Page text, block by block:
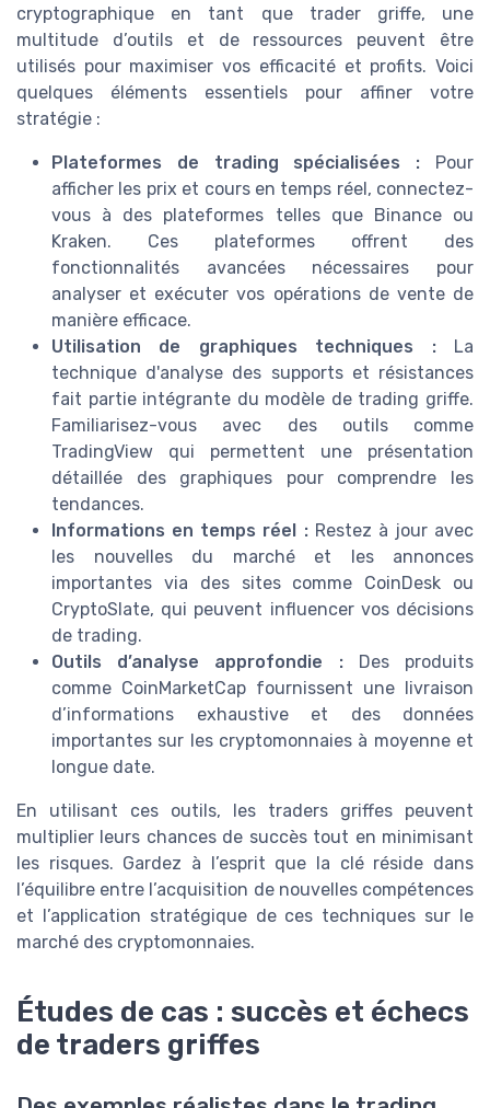
cryptographique en tant que trader griffe, une
multitude d’outils et de ressources peuvent être
utilisés pour maximiser vos efficacité et profits. Voici
quelques éléments essentiels pour affiner votre
stratégie :
Plateformes de trading spécialisées : Pour
afficher les prix et cours en temps réel, connectez-
vous à des plateformes telles que Binance ou
Kraken. Ces plateformes offrent des
fonctionnalités avancées nécessaires pour
analyser et exécuter vos opérations de vente de
manière efficace.
Utilisation de graphiques techniques :La
technique d'analyse des supports et résistances
fait partie intégrante du modèle de trading griffe.
Familiarisez-vous avec des outils comme
TradingView qui permettent une présentation
détaillée des graphiques pour comprendre les
tendances.
Informations en temps réel :Restez à jour avec
les nouvelles du marché et les annonces
importantes via des sites comme CoinDesk ou
CryptoSlate, qui peuvent influencer vos décisions
de trading.
Outils d’analyse approfondie :Des produits
comme CoinMarketCap fournissent une livraison
d’informations exhaustive et des données
importantes sur les cryptomonnaies à moyenne et
longue date.
En utilisant ces outils, les traders griffes peuvent
multiplier leurs chances de succès tout en minimisant
les risques. Gardez à l’esprit que la clé réside dans
l’équilibre entre l’acquisition de nouvelles compétences
et l’application stratégique de ces techniques sur le
marché des cryptomonnaies.
Études de cas : succès et échecs
de traders griffes